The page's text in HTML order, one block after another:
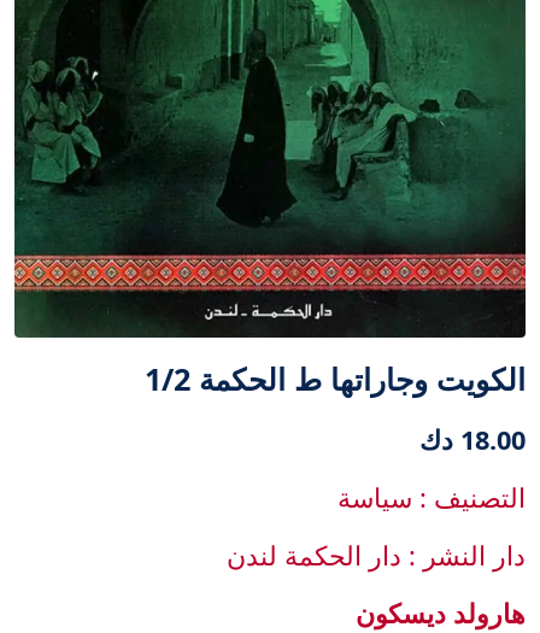
الكويت وجاراتها ط الحكمة 1/2
18.00 دك
التصنيف : سياسة
دار النشر : دار الحكمة لندن
هارولد ديسكون